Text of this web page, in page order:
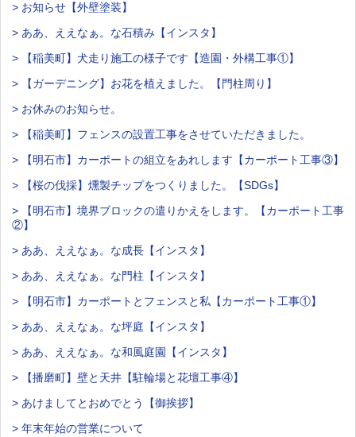
> お知らせ【外壁塗装】
> ああ、ええなぁ。な石積み【インスタ】
> 【稲美町】犬走り施工の様子です【造園・外構工事①】
> 【ガーデニング】お花を植えました。【門柱周り】
> お休みのお知らせ。
> 【稲美町】フェンスの設置工事をさせていただきました。
> 【明石市】カーポートの組立をあれします【カーポート工事③】
> 【桜の伐採】燻製チップをつくりました。【SDGs】
> 【明石市】境界ブロックの遣りかえをします。【カーポート工事
②】
> ああ、ええなぁ。な成長【インスタ】
> ああ、ええなぁ。な門柱【インスタ】
> 【明石市】カーポートとフェンスと私【カーポート工事①】
> ああ、ええなぁ。な坪庭【インスタ】
> ああ、ええなぁ。な和風庭園【インスタ】
> 【播磨町】壁と天井【駐輪場と花壇工事④】
> あけましてとおめでとう【御挨拶】
> 年末年始の営業について